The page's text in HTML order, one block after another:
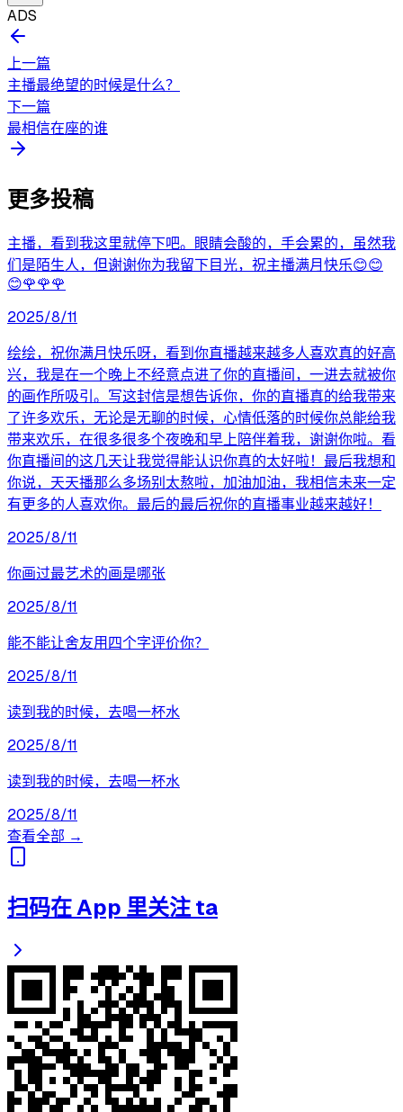
ADS
上一篇
主播最绝望的时候是什么？
下一篇
最相信在座的谁
更多投稿
主播，看到我这里就停下吧。眼睛会酸的，手会累的，虽然我
们是陌生人，但谢谢你为我留下目光，祝主播满月快乐😊😊
😊🌹🌹🌹
2025/8/11
绘绘，祝你满月快乐呀，看到你直播越来越多人喜欢真的好高
兴，我是在一个晚上不经意点进了你的直播间，一进去就被你
的画作所吸引。写这封信是想告诉你，你的直播真的给我带来
了许多欢乐，无论是无聊的时候，心情低落的时候你总能给我
带来欢乐，在很多很多个夜晚和早上陪伴着我，谢谢你啦。看
你直播间的这几天让我觉得能认识你真的太好啦！最后我想和
你说，天天播那么多场别太熬啦，加油加油，我相信未来一定
有更多的人喜欢你。最后的最后祝你的直播事业越来越好！
2025/8/11
你画过最艺术的画是哪张
2025/8/11
能不能让舍友用四个字评价你？
2025/8/11
读到我的时候，去喝一杯水
2025/8/11
读到我的时候，去喝一杯水
2025/8/11
查看全部 →
扫码在 App 里关注 ta